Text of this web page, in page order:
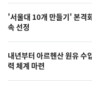
오
늘
의
사
진
'서울대 10개 만들기' 본격
속 선정
내년부터 아르헨산 원유
력 체계 마련